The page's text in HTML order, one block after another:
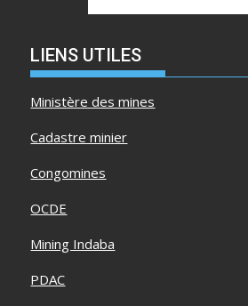
LIENS UTILES
Ministère des mines
Cadastre minier
Congomines
OCDE
Mining Indaba
PDAC